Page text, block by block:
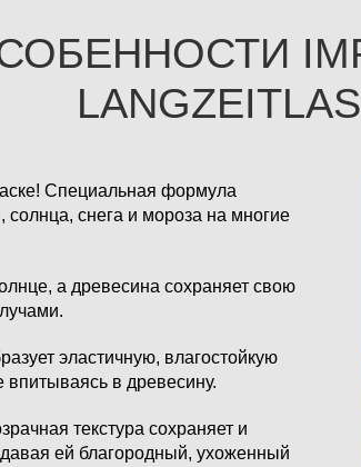
Специальная формула
снега и мороза на многие
а древесина сохраняет свою
эластичную, влагостойкую
впитываясь в древесину.
текстура сохраняет и
ей благородный, ухоженный